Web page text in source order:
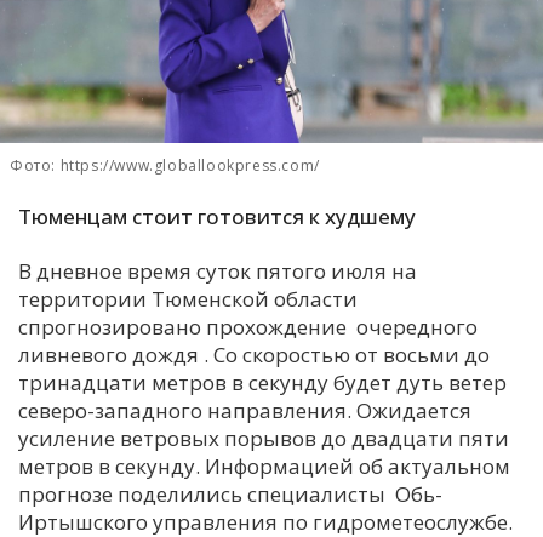
И
К
М
Н
Т
У
Ч
Я
Фото: https://www.globallookpress.com/
Тюменцам стоит готовится к худшему
В дневное время суток пятого июля на
территории Тюменской области
спрогнозировано прохождение очередного
ливневого дождя . Со скоростью от восьми до
тринадцати метров в секунду будет дуть ветер
северо-западного направления. Ожидается
усиление ветровых порывов до двадцати пяти
метров в секунду. Информацией об актуальном
прогнозе поделились специалисты Обь-
Иртышского управления по гидрометеослужбе.